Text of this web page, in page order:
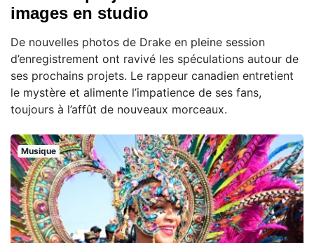
images en studio
De nouvelles photos de Drake en pleine session
d’enregistrement ont ravivé les spéculations autour de
ses prochains projets. Le rappeur canadien entretient
le mystère et alimente l’impatience de ses fans,
toujours à l’affût de nouveaux morceaux.
Musique